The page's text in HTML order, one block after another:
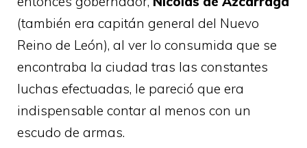
(también era capitán general del Nuevo
Reino de León), al ver lo consumida que se
encontraba la ciudad tras las constantes
luchas efectuadas, le pareció que era
indispensable contar al menos con un
escudo de armas.